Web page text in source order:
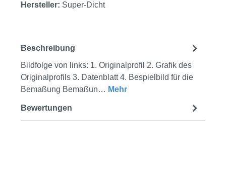
Hersteller: Super-Dicht
Beschreibung
Bildfolge von links: 1. Originalprofil 2. Grafik des
Originalprofils 3. Datenblatt 4. Bespielbild für die
Bemaßung Bemaßun… Mehr
Bewertungen